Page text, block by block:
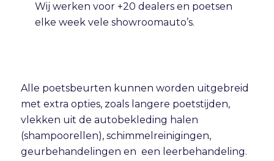
Wij werken voor +20 dealers en poetsen
elke week vele showroomauto’s.
Alle poetsbeurten kunnen worden uitgebreid
met extra opties, zoals langere poetstijden,
vlekken uit de autobekleding halen
(shampoorellen), schimmelreinigingen,
geurbehandelingen en een leerbehandeling.